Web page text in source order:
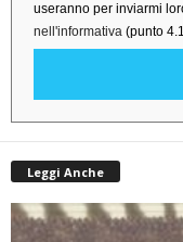
useranno per inviarmi
nell'informativa (punto
Leggi Anche